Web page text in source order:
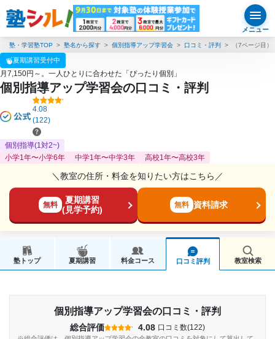
メニュー
塾・学習塾TOP 塾名から探す 個別指導アップ学習会 口コミ・評判 （7ページ目）
夏期講習受付中
月7,150円～。一人ひとりに合わせた「ぴったり個別」
個別指導アップ学習会の口コミ・評判
4.08
(122)
個別指導(1対2~)
小学1年〜小学6年
中学1年〜中学3年 高校1年〜高校3年
＼教室の住所・料金を知りたい方はこちら／
無料
夏期講習
(見学予約)
無料 資料請求
塾トップ 夏期講習 料金コース 口コミ評判 教室検索
個別指導アップ学習会の口コミ・評判
総合評価 4.08 口コミ数(122)